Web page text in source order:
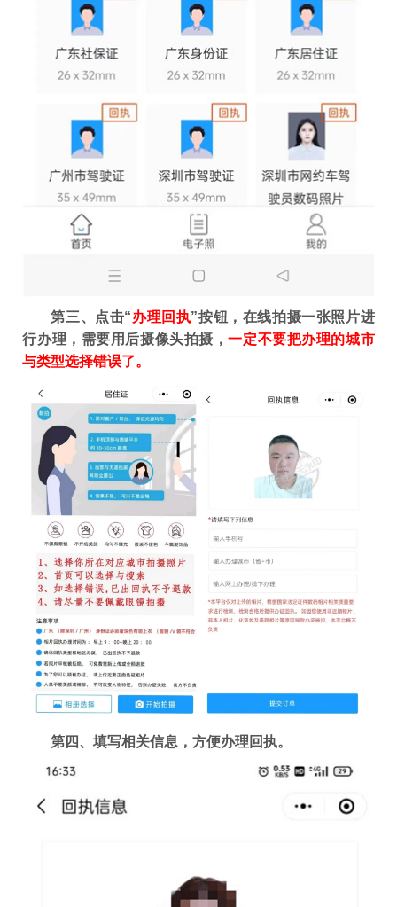
第三、点击“办理回执”按钮，在线拍摄一张照片进
行办理，需要用后摄像头拍摄，一定不要把办理的城市
与类型选择错误了。
第四、填写相关信息，方便办理回执。